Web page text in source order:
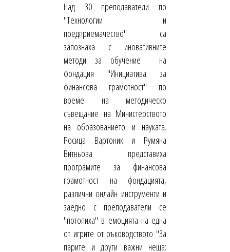
Над 30 преподаватели по
"Технологии и
предприемачество" са
запознаха с иновативните
методи за обучение на
фондация "Инициатива за
финансова грамотност" по
време на методическо
съвещание на Министерството
на образованието и науката.
Росица Вартоник и Румяна
Витньова представиха
програмите за финансова
грамотност на фондацията,
различни онлайн инструменти и
заедно с преподаватели се
"потопиха" в емоцията на една
от игрите от ръководството "За
парите и други важни неща: